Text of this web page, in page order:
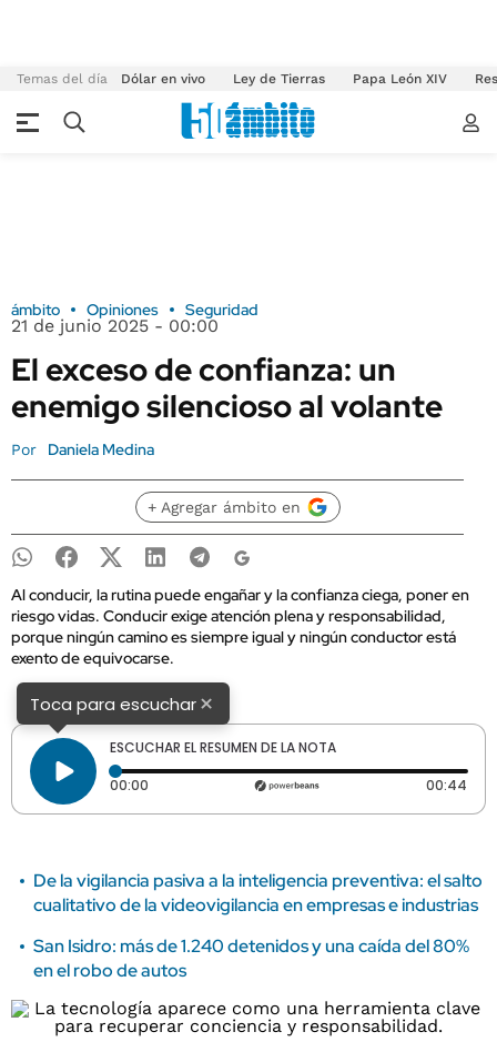
Temas del día Dólar en vivo Ley de Tierras Papa León XIV
ámbito Opiniones Seguridad
21 de junio 2025 - 00:00
El exceso de confianza: un
enemigo silencioso al volante
Por Daniela Medina
+ Agregar ámbito en
Al conducir, la rutina puede engañar y la confianza ciega, poner en
riesgo vidas. Conducir exige atención plena y responsabilidad,
porque ningún camino es siempre igual y ningún conductor está
exento de equivocarse.
Toca para escuchar×
ESCUCHAR EL RESUMEN DE LA NOTA
00:00 Tiempo transcurrido: 0 segundos 00:44
De la vigilancia pasiva a la inteligencia preventiva: el salto
cualitativo de la videovigilancia en empresas e industrias
San Isidro: más de 1.240 detenidos y una caída del 80%
en el robo de autos